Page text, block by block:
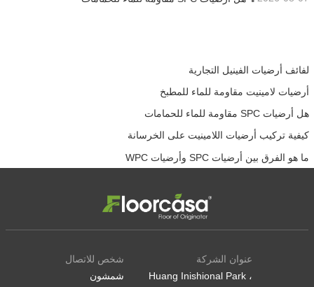
لفائف أرضيات الفينيل التجارية
أرضيات لامينيت مقاومة للماء للمطبخ
هل أرضيات SPC مقاومة للماء للحمامات
كيفية تركيب أرضيات اللامينيت على الخرسانة
ما هو الفرق بين أرضيات SPC وأرضيات WPC
شخص للاتصال
شمشون
عنوان الشركة
Huang Inishional Park ،